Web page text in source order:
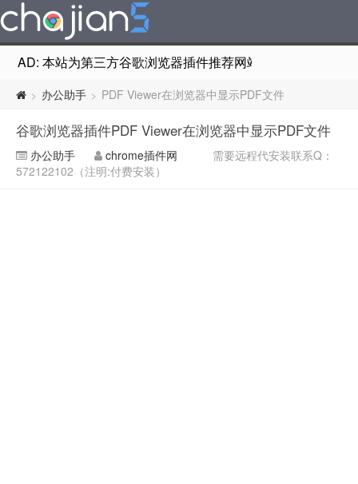
AD: 本站为第三方谷歌浏览器插件推荐网站，非Google
> 办公助手 > PDF Viewer在浏览器中显示PDF文件
谷歌浏览器插件PDF Viewer在浏览器中显示PDF文件
办公助手 chrome插件网
需要远程代安装联系Q：
572122102（注明:付费安装）